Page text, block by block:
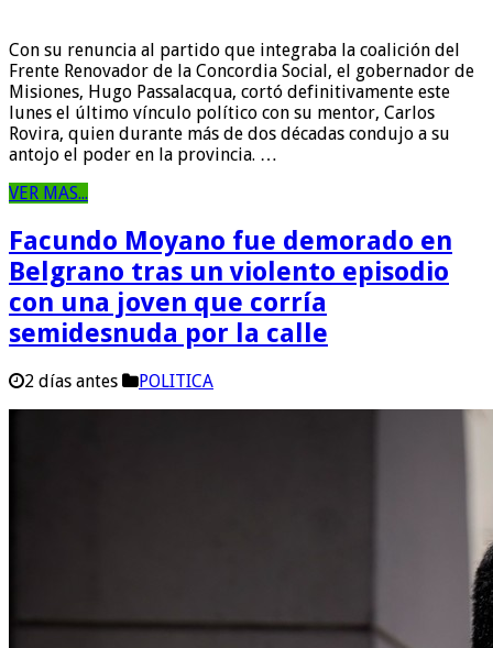
Con su renuncia al partido que integraba la coalición del
Frente Renovador de la Concordia Social, el gobernador de
Misiones, Hugo Passalacqua, cortó definitivamente este
lunes el último vínculo político con su mentor, Carlos
Rovira, quien durante más de dos décadas condujo a su
antojo el poder en la provincia. …
VER MAS...
Facundo Moyano fue demorado en
Belgrano tras un violento episodio
con una joven que corría
semidesnuda por la calle
2 días antes POLITICA